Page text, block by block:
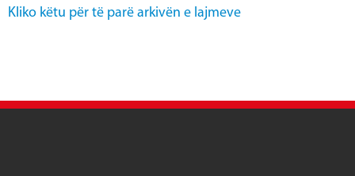
Kliko këtu për të parë arkivën e lajmeve